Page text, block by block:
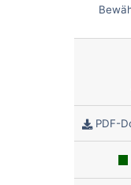
PDF-